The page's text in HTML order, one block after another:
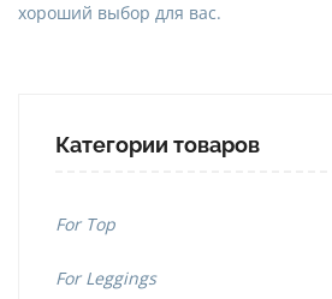
хороший выбор для вас.
Категории товаров
For Top
For Leggings